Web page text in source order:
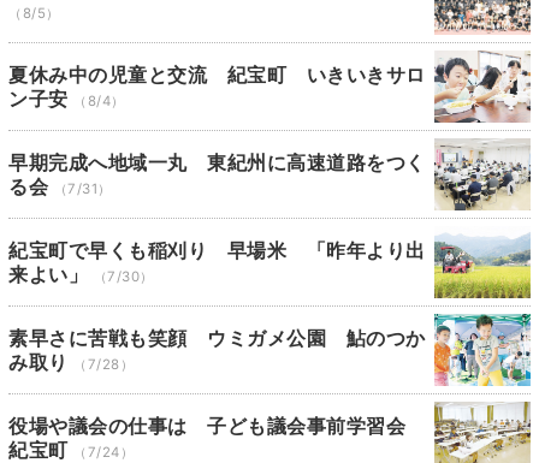
（8/5）
夏休み中の児童と交流 紀宝町 いきいきサロ
ン子安
（8/4）
早期完成へ地域一丸 東紀州に高速道路をつく
る会
（7/31）
紀宝町で早くも稲刈り 早場米 「昨年より出
来よい」
（7/30）
素早さに苦戦も笑顔 ウミガメ公園 鮎のつか
み取り
（7/28）
役場や議会の仕事は 子ども議会事前学習会
紀宝町
（7/24）